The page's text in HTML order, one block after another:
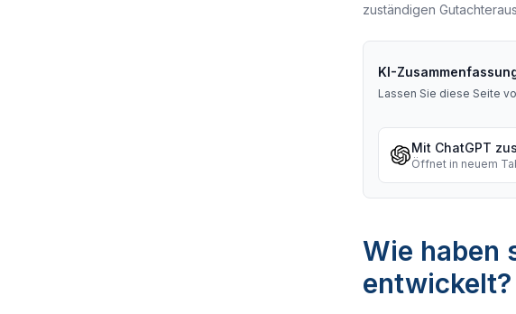
zuständigen
KI-
Lassen Sie diese Seite
Mit ChatGPT
Öffnet in neuem
Wie haben
entwickelt?